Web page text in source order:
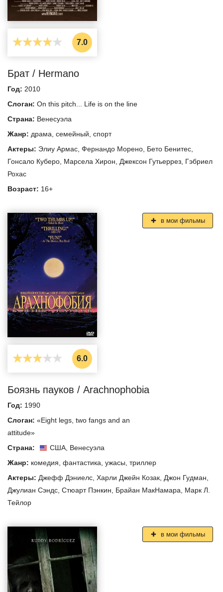
7.0
Брат / Hermano
Год: 2010
Слоган: On this pitch... Life is on the line
Страна: Венесуэла
Жанр: драма семейный спорт
Актеры: Элиу Армас Фернандо Морено Бето Бенитес
Гонсало Куберо Марсела Хирон Джексон Гутьеррез Гэбриел
Рохас
Возраст: 16+
6.0
Боязнь пауков / Arachnophobia
Год: 1990
Слоган: «Eight legs, two fangs and an
attitude»
Страна:
США, Венесуэла
Жанр: комедия, фантастика, ужасы, триллер
Актеры: Джефф Дэниелс, Харли Джейн Козак, Джон Гудман,
Джулиан Сэндс, Стюарт Пэнкин, Брайан МакНамара, Марк Л.
Тейлор
в мои фильмы
в мои фильмы